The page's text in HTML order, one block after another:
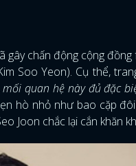
gây chấn động cộng
Soo Yeon). Cụ thể,
mối quan hệ này đủ đặc
hò nhỏ như bao cặp
Joon chắc lại cắn khăn